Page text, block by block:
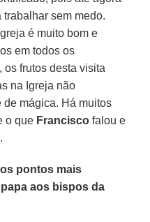
sem medo.
é muito bom e
em todos os
frutos desta visita
na Igreja não
de mágica. Há muitos
o que Francisco falou e
os pontos mais
aos bispos da